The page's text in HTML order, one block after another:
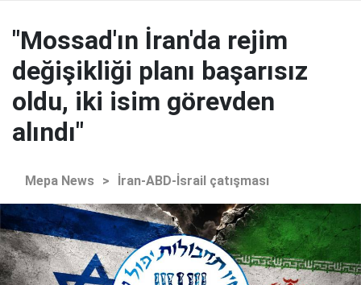
"Mossad'ın İran'da rejim
değişikliği planı başarısız
oldu, iki isim görevden
alındı"
Mepa News > İran-ABD-İsrail çatışması